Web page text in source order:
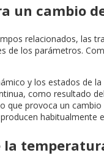
un cambio
relacionados, las
de los parámetros.
y los estados de
como resultado
que provoca un